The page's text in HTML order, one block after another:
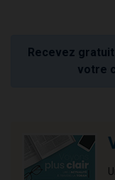
Recevez
votre